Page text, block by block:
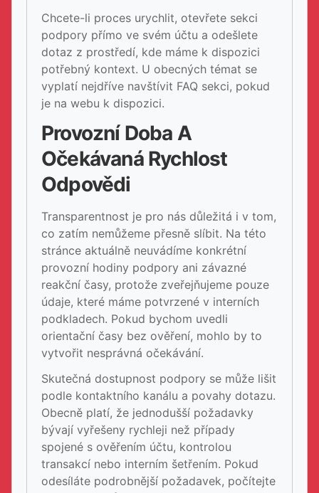
Chcete-li proces urychlit, otevřete sekci
podpory přímo ve svém účtu a odešlete
dotaz z prostředí, kde máme k dispozici
potřebný kontext. U obecných témat se
vyplatí nejdříve navštívit FAQ sekci, pokud
je na webu k dispozici.
Provozní Doba A
Očekávaná Rychlost
Odpovědi
Transparentnost je pro nás důležitá i v tom,
co zatím nemůžeme přesně slíbit. Na této
stránce aktuálně neuvádíme konkrétní
provozní hodiny podpory ani závazné
reakční časy, protože zveřejňujeme pouze
údaje, které máme potvrzené v interních
podkladech. Pokud bychom uvedli
orientační časy bez ověření, mohlo by to
vytvořit nesprávná očekávání.
Skutečná dostupnost podpory se může lišit
podle kontaktního kanálu a povahy dotazu.
Obecně platí, že jednodušší požadavky
bývají vyřešeny rychleji než případy
spojené s ověřením účtu, kontrolou
transakcí nebo interním šetřením. Pokud
odesíláte podrobnější požadavek, počítejte